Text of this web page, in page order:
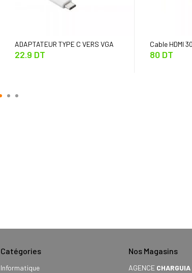
ADAPTATEUR TYPE C VERS VGA
22.9 DT
Cable HDMI
80 DT
Catégories
Informatique
Nos Magasins
AGENCE CHARGUIA